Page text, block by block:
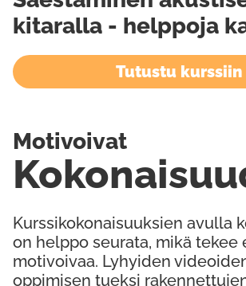
kitaralla - helppoja
Tutustu kurssiin
Kurssikokonaisuuksien avulla
on helppo seurata, mikä tekee
motivoivaa. Lyhyiden
oppimisen tueksi
Motivoivat